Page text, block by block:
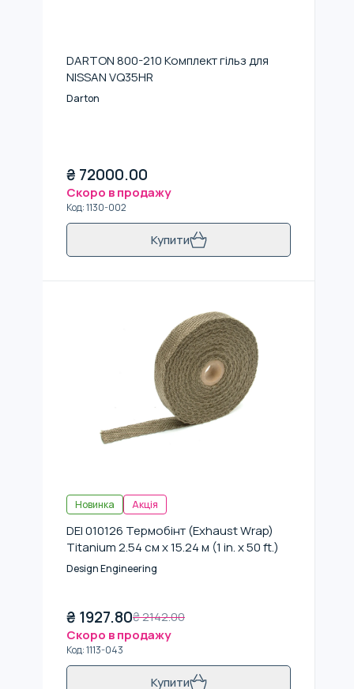
DARTON 800-210 Комплект гільз для
NISSAN VQ35HR
Darton
₴ 72000.00
Скоро в продажу
Код:1130-002
Купити
Новинка Акція
DEI 010126 Термобінт (Exhaust Wrap)
Titanium 2.54 см x 15.24 м (1 in. x 50 ft.)
Design Engineering
₴ 1927.80₴2142.00
Скоро в продажу
Код:1113-043
Купити